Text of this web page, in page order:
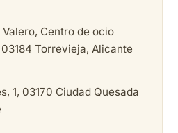
Centro de ocio
Torrevieja, Alicante
1, 03170 Ciudad Quesada